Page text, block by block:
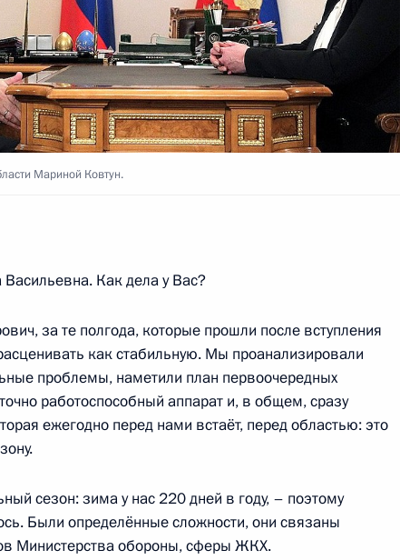
области Мариной Ковтун
России
Госсовета по вопросу
комплекса
губернатора Мурманской области
Мариной Ковтун.
Как дела у Вас?
за те полгода, которые прошли после вступления
как стабильную. Мы проанализировали
проблемы, наметили план первоочередных
работоспособный аппарат и, в общем, сразу
ежегодно перед нами встаёт, перед областью: это
сезон: зима у нас 220 дней в году, – поэтому
Были определённые сложности, они связаны
Министерства обороны, сферы ЖКХ.